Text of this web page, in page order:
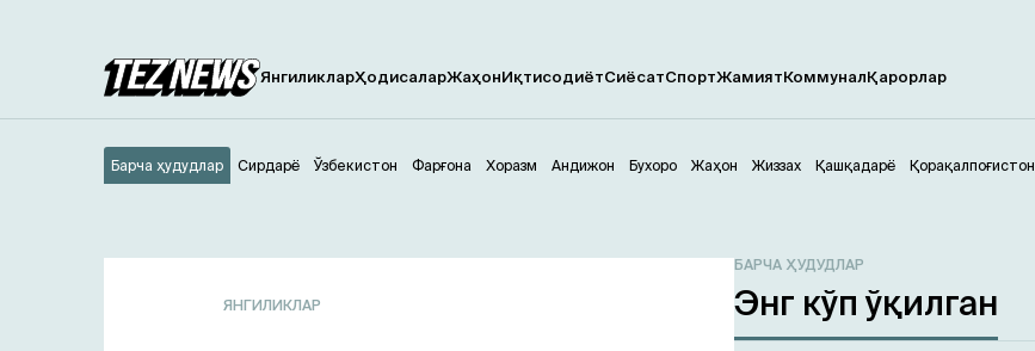
ЯнгиликларҲодисаларЖаҳонИқтисодиётСиёсатСпортЖамиятКоммуналҚарорлар
Андижон
Барча ҳудудлар Бухоро Жаҳон Жиззах Қашқадарё Қорақалпоғистон
Сирдарё Ўзбекистон Фарғона Хоразм
ЯНГИЛИКЛАР
БАРЧА ҲУДУДЛАР
Энг кўп ўқилган